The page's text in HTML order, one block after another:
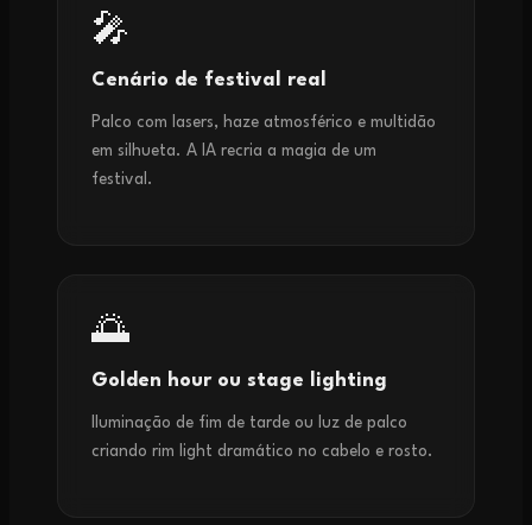
🎤
Cenário de festival real
Palco com lasers, haze atmosférico e multidão
em silhueta. A IA recria a magia de um
festival.
🌅
Golden hour ou stage lighting
Iluminação de fim de tarde ou luz de palco
criando rim light dramático no cabelo e rosto.